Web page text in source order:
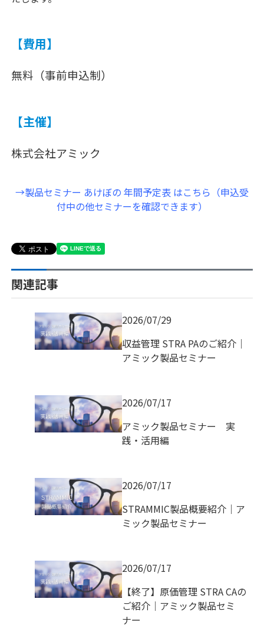
【費用】
無料（事前申込制）
【主催】
株式会社アミック
→製品セミナー あけぼの 年間予定表 はこちら（申込受
付中の他セミナーを確認できます）
関連記事
2026/07/29
収益管理 STRA PAのご紹介｜
アミック製品セミナー
2026/07/17
アミック製品セミナー 実
践・活用編
2026/07/17
STRAMMIC製品概要紹介｜ア
ミック製品セミナー
2026/07/17
【終了】原価管理 STRA CAの
ご紹介｜アミック製品セミ
ナー